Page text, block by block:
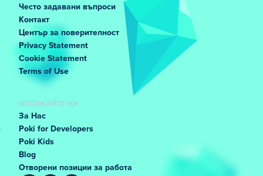
Често задавани въпроси
Контакт
Център за поверителност
Privacy Statement
Cookie Statement
Terms of Use
ОПОЗНАЙТЕ НИ
За Нас
Poki for Developers
Poki Kids
Blog
Отворени позиции за работа